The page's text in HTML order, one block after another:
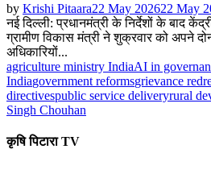
by Krishi Pitaara22 May 202622 May
नई दिल्ली: प्रधानमंत्री के निर्देशों के बाद
ग्रामीण विकास मंत्री ने शुक्रवार को अपने
अधिकारियों...
agriculture ministry IndiaAI in
Indiagovernment reformsgrievance
directivespublic service deliveryrural
Singh Chouhan
कृषि पिटारा TV